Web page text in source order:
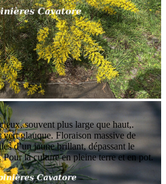
souvent plus large que haut,.
vert glauque. Floraison massive de
d’un jaune brillant, dépassant le
Pour la culture en pleine terre et en pot.